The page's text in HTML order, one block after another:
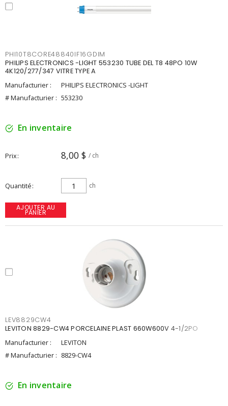
PHI10T8CORE48840IF16GDIM
PHILIPS ELECTRONICS -LIGHT 553230 TUBE DEL T8 48PO 10W
4K120/277/347 VITRE TYPE A
Manufacturier :
PHILIPS ELECTRONICS -LIGHT
# Manufacturier : 553230
En inventaire
Prix 8,00 $ / ch
Quantité ch
AJOUTER AU
PANIER
LEV8829CW4
LEVITON 8829-CW4 PORCELAINE PLAST 660W600V 4-1/2PO
Manufacturier :
LEVITON
# Manufacturier : 8829-CW4
En inventaire